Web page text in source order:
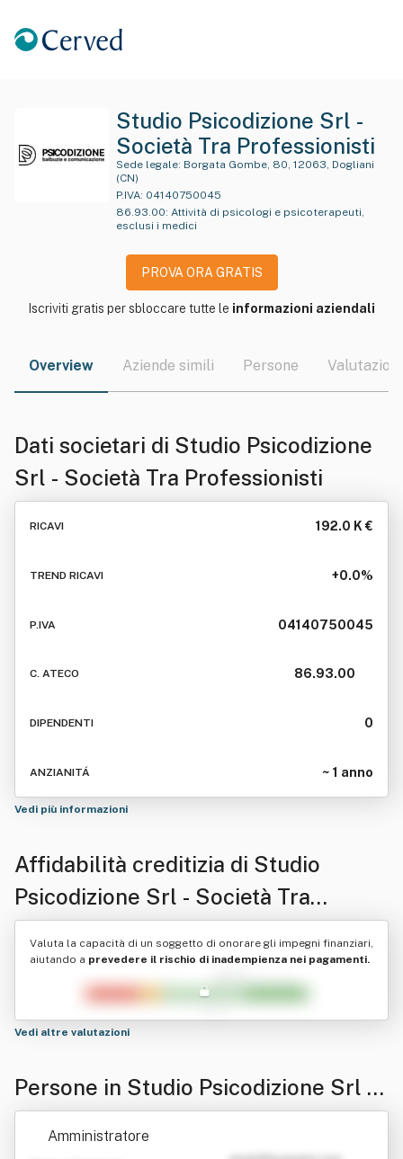
Studio Psicodizione Srl -
Società Tra Professionisti
Sede legale:
(CN)
P.IVA: 04140750045
86.93.00: Attività di psicologi e psicoterapeuti,
esclusi i medici
PROVA ORA GRATIS
Iscriviti gratis per sbloccare tutte le informazioni aziendali
Overview Aziende simili Persone Valutazioni
Dati societari di Studio Psicodizione
Srl - Società Tra Professionisti
RICAVI 192.0 K €
TREND RICAVI +0.0%
P.IVA 04140750045
C. ATECO 86.93.00
DIPENDENTI 0
ANZIANITÁ ~ 1 anno
Vedi più informazioni
Affidabilità creditizia di Studio
Psicodizione Srl - Società Tra
Professionisti
Valuta la capacità di un soggetto di onorare gli impegni finanziari,
aiutando a prevedere il rischio di inadempienza nei pagamenti.
Vedi altre valutazioni
Persone in Studio Psicodizione Srl -
Società Tra Professionisti
Amministratore